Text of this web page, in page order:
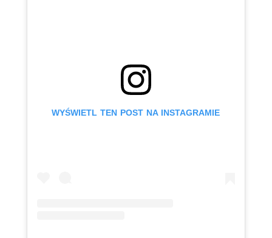
WYŚWIETL TEN POST NA INSTAGRAMIE